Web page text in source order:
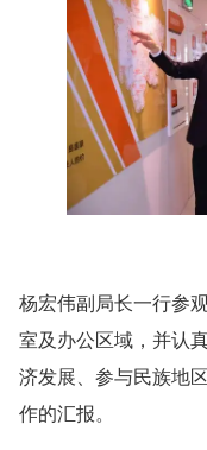
杨宏伟副局长一行参
室及办公区域，并认
济发展、参与民族地
作的汇报。